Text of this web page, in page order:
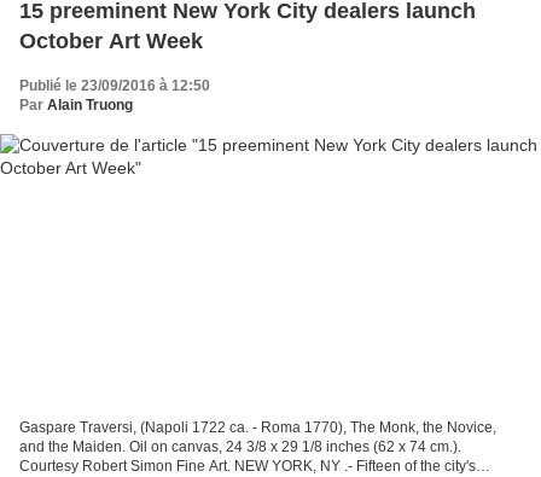
15 preeminent New York City dealers launch
October Art Week
Publié le 23/09/2016 à 12:50
Par Alain Truong
Gaspare Traversi, (Napoli 1722 ca. - Roma 1770), The Monk, the Novice,
and the Maiden. Oil on canvas, 24 3/8 x 29 1/8 inches (62 x 74 cm.).
Courtesy Robert Simon Fine Art. NEW YORK, NY .- Fifteen of the city's